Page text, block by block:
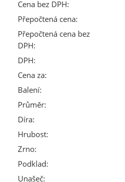
Cena bez DPH:
Přepočtená cena:
Přepočtená cena bez
DPH:
DPH:
Cena za:
Balení:
Průměr:
Díra:
Hrubost:
Zrno:
Podklad:
Unašeč: